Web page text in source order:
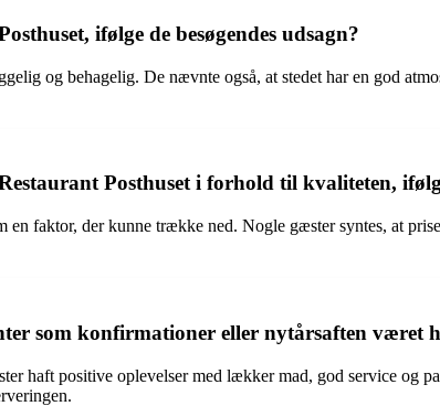
ifølge de besøgendes udsagn?
og behagelig. De nævnte også, at stedet har en god
Posthuset i forhold til kvaliteten,
en faktor, der kunne trække ned. Nogle gæster syntes, at
som konfirmationer eller nytårsaften været
haft positive oplevelser med lækker mad, god service og